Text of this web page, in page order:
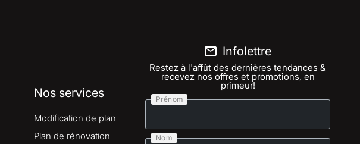
Nos services
Modification de plan
Plan de rénovation
Infolettre
Restez à l'affût des dernières tendances &
recevez nos offres et promotions, en
primeur!
Prénom
Nom